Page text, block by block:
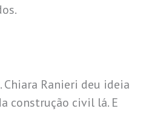
Chiara Ranieri deu ideia
construção civil lá. E